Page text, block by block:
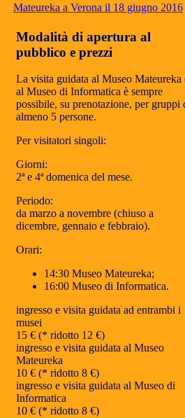
Mateureka a Verona il 18 giugno 2016
Modalità di apertura al
pubblico e prezzi
La visita guidata al Museo Mateureka
al Museo di Informatica è sempre
possibile, su prenotazione, per gruppi
almeno 5 persone.
Per visitatori singoli:
Giorni:
2ª e 4ª domenica del mese.
Periodo:
da marzo a novembre (chiuso a
dicembre, gennaio e febbraio).
Orari:
14:30 Museo Mateureka;
16:00 Museo di Informatica.
ingresso e visita guidata ad entrambi i
musei
15 € (* ridotto 12 €)
ingresso e visita guidata al Museo
Mateureka
10 € (* ridotto 8 €)
ingresso e visita guidata al Museo di
Informatica
10 € (* ridotto 8 €)